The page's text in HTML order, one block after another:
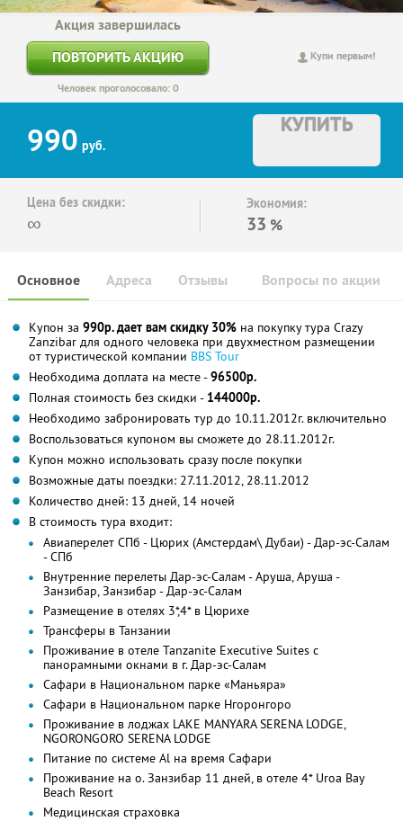
Купи первым!
Акция завершилась
ПОВТОРИТЬ АКЦИЮ
Человек проголосовало: 0
990 руб.
КУПИТЬ
Цена без скидки:
∞
Экономия:
33 %
Основное Отзывы Вопросы по акции
Адреса
Купон за 990р. дает вам скидку 30% на покупку тура Crazy
Zanzibar для одного человека при двухместном размещении
от туристической компании BBS Tour
Необходима доплата на месте -96500р.
Полная стоимость без скидки - 144000р.
Необходимо забронировать тур до 10.11.2012г. включительно
Воспользоваться купоном вы сможете до 28.11.2012г.
Купон можно использовать сразу после покупки
Возможные даты поездки: 27.11.2012, 28.11.2012
Количество дней: 13 дней, 14 ночей
В стоимость тура входит:
Авиаперелет СПб - Цюрих (Амстердам\ Дубаи) - Дар-эс-Салам
- СПб
Внутренние перелеты Дар-эс-Салам - Аруша, Аруша -
Занзибар, Занзибар - Дар-эс-Салам
Размещение в отелях 3*,4* в Цюрихе
Трансферы в Танзании
Проживание в отеле Tanzanite Executive Suites с
панорамными окнами в г. Дар-эс-Салам
Сафари в Национальном парке «Маньяра»
Сафари в Национальном парке Нгоронгоро
Проживание в лоджах LAKE MANYARA SERENA LODGE,
NGORONGORO SERENA LODGE
Питание по системе Al на время Сафари
Проживание на о. Занзибар 11 дней, в отеле 4* Uroa Bay
Beach Resort
Медицинская страховка